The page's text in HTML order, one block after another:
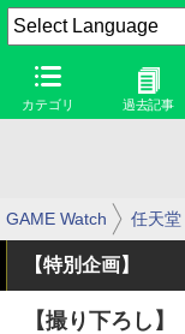
カテゴリ 過去記事
GAME Watch 任天堂
【特別企画】
【撮り下ろし